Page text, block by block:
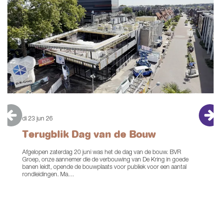
Kijken
Nieuws
Artikelen
Interviews
di 23 jun 26
Terugblik Dag van de Bouw
Afgelopen zaterdag 20 juni was het de dag van de bouw. BVR
Groep, onze aannemer die de verbouwing van De Kring in goede
banen leidt, opende de bouwplaats voor publiek voor een aantal
rondleidingen. Ma…